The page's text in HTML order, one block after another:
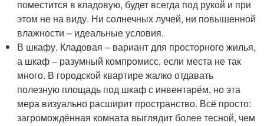
поместится в кладовую, будет всегда под рукой и при
этом не на виду. Ни солнечных лучей, ни повышенной
влажности – идеальные условия.
В шкафу. Кладовая – вариант для просторного жилья,
а шкаф – разумный компромисс, если места не так
много. В городской квартире жалко отдавать
полезную площадь под шкаф с инвентарём, но эта
мера визуально расширит пространство. Всё просто:
загромождённая комната выглядит более тесной, чем